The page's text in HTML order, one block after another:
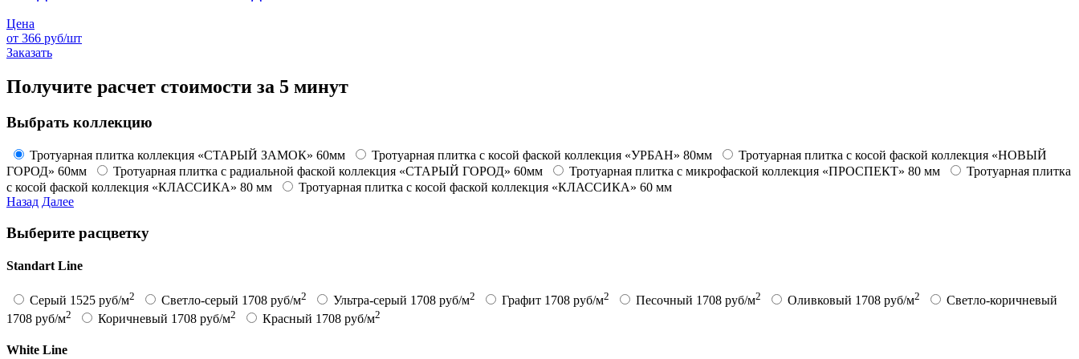
Цена
от 366 руб/шт
Заказать
Получите расчет стоимости за 5 минут
Выбрать коллекцию
Тротуарная плитка коллекция «СТАРЫЙ ЗАМОК» 60мм Тротуарная плитка с косой фаской коллекция «УРБАН» 80мм
Тротуарная плитка с косой фаской коллекция «НОВЫЙ
ГОРОД» 60мм
Тротуарная плитка с радиальной фаской коллекция «СТАРЫЙ ГОРОД» 60мм Тротуарная плитка с микрофаской коллекция «ПРОСПЕКТ» 80 мм
Тротуарная плитка
с косой фаской коллекция «КЛАССИКА» 80 мм
Тротуарная плитка с косой фаской коллекция «КЛАССИКА» 60 мм
Назад Далее
Выберите расцветку
Standart Line
Серый 1525 руб/м2 Светло-серый 1708 руб/м2 Ультра-серый 1708 руб/м2 Графит 1708 руб/м2 Песочный 1708 руб/м2 Оливковый 1708 руб/м2
Светло-коричневый
1708 руб/м2 Коричневый 1708 руб/м2 Красный 1708 руб/м2
White Line